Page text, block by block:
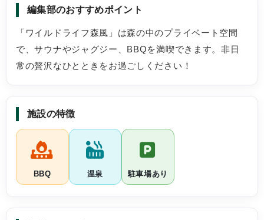
編集部のおすすめポイント
「ワイルドライフ森風」は森の中のプライベート空間
で、サウナやジャグジー、BBQを満喫できます。非日
常の贅沢なひとときをお過ごしください！
施設の特徴
BBQ 温泉 駐車場あり